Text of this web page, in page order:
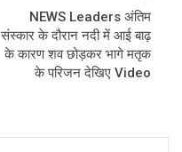
NEWS Leaders अंतिम
संस्कार के दौरान नदी में आई बाढ़
के कारण शव छोड़कर भागे मतृक
के परिजन देखिए Video